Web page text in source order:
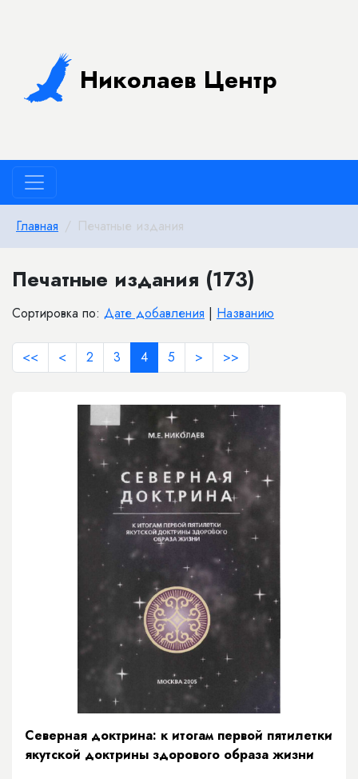
Николаев Центр
Главная Печатные издания
Печатные издания (173)
Сортировка по: Дате добавления | Названию
<< < 2 3 4 5 > >>
Северная доктрина: к итогам первой пятилетки
якутской доктрины здорового образа жизни